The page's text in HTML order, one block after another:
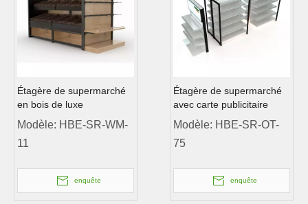
Étagère de supermarché
en bois de luxe
Modèle: HBE-SR-WM-
11
enquête
Étagère de supermarché
avec carte publicitaire
Modèle: HBE-SR-OT-
75
enquête